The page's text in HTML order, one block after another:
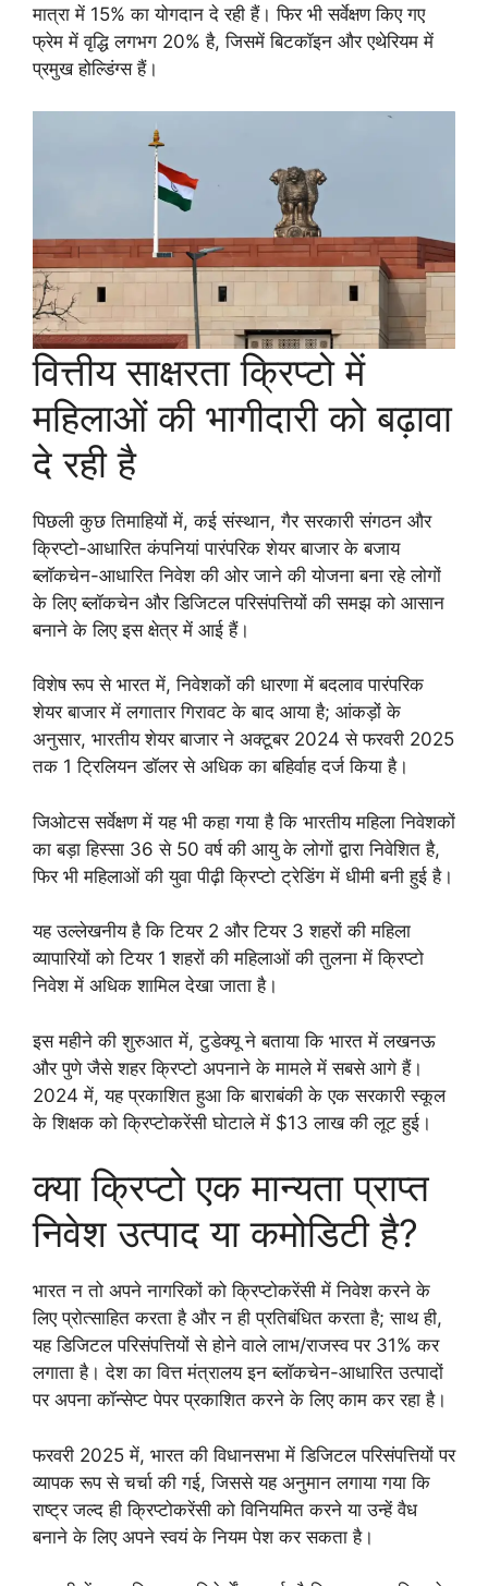
मात्रा में 15% का योगदान दे रही हैं। फिर भी सर्वेक्षण किए गए
फ्रेम में वृद्धि लगभग 20% है, जिसमें बिटकॉइन और एथेरियम में
प्रमुख होल्डिंग्स हैं।
वित्तीय साक्षरता क्रिप्टो में
महिलाओं की भागीदारी को बढ़ावा
दे रही है
पिछली कुछ तिमाहियों में, कई संस्थान, गैर सरकारी संगठन और
क्रिप्टो-आधारित कंपनियां पारंपरिक शेयर बाजार के बजाय
ब्लॉकचेन-आधारित निवेश की ओर जाने की योजना बना रहे लोगों
के लिए ब्लॉकचेन और डिजिटल परिसंपत्तियों की समझ को आसान
बनाने के लिए इस क्षेत्र में आई हैं।
विशेष रूप से भारत में, निवेशकों की धारणा में बदलाव पारंपरिक
शेयर बाजार में लगातार गिरावट के बाद आया है; आंकड़ों के
अनुसार, भारतीय शेयर बाजार ने अक्टूबर 2024 से फरवरी 2025
तक 1 ट्रिलियन डॉलर से अधिक का बहिर्वाह दर्ज किया है।
जिओटस सर्वेक्षण में यह भी कहा गया है कि भारतीय महिला निवेशकों
का बड़ा हिस्सा 36 से 50 वर्ष की आयु के लोगों द्वारा निवेशित है,
फिर भी महिलाओं की युवा पीढ़ी क्रिप्टो ट्रेडिंग में धीमी बनी हुई है।
यह उल्लेखनीय है कि टियर 2 और टियर 3 शहरों की महिला
व्यापारियों को टियर 1 शहरों की महिलाओं की तुलना में क्रिप्टो
निवेश में अधिक शामिल देखा जाता है।
इस महीने की शुरुआत में, टुडेक्यू ने बताया कि भारत में लखनऊ
और पुणे जैसे शहर क्रिप्टो अपनाने के मामले में सबसे आगे हैं।
2024 में, यह प्रकाशित हुआ कि बाराबंकी के एक सरकारी स्कूल
के शिक्षक को क्रिप्टोकरेंसी घोटाले में $13 लाख की लूट हुई।
क्या क्रिप्टो एक मान्यता प्राप्त
निवेश उत्पाद या कमोडिटी है?
भारत न तो अपने नागरिकों को क्रिप्टोकरेंसी में निवेश करने के
लिए प्रोत्साहित करता है और न ही प्रतिबंधित करता है; साथ ही,
यह डिजिटल परिसंपत्तियों से होने वाले लाभ/राजस्व पर 31% कर
लगाता है। देश का वित्त मंत्रालय इन ब्लॉकचेन-आधारित उत्पादों
पर अपना कॉन्सेप्ट पेपर प्रकाशित करने के लिए काम कर रहा है।
फरवरी 2025 में, भारत की विधानसभा में डिजिटल परिसंपत्तियों पर
व्यापक रूप से चर्चा की गई, जिससे यह अनुमान लगाया गया कि
राष्ट्र जल्द ही क्रिप्टोकरेंसी को विनियमित करने या उन्हें वैध
बनाने के लिए अपने स्वयं के नियम पेश कर सकता है।